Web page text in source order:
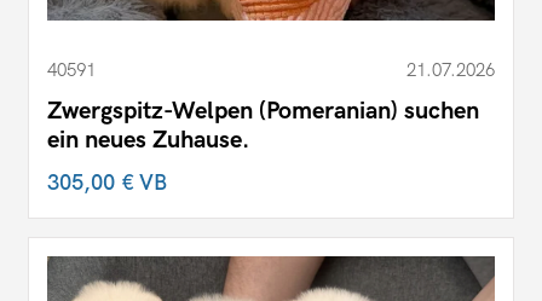
40591 21.07.2026
Zwergspitz-Welpen (Pomeranian) suchen
ein neues Zuhause.
305,00 €VB